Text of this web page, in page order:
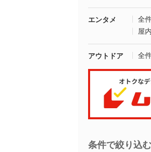
エンタメ 全
屋
アウトドア 全
条件で絞り込む